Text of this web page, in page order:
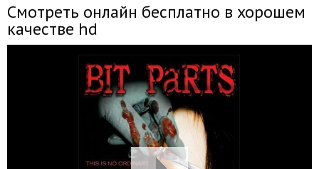
Смотреть онлайн бесплатно в хорошем
качестве hd